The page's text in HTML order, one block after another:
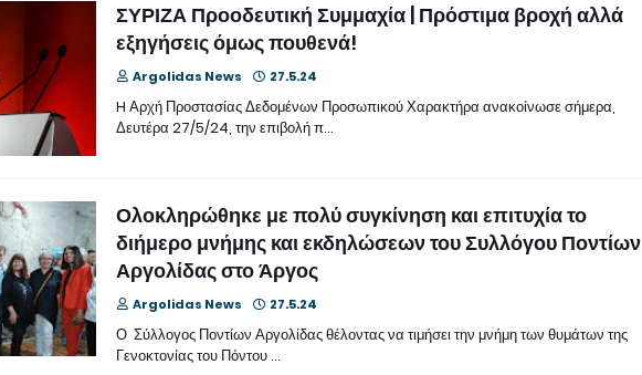
ΣΥΡΙΖΑ Προοδευτική Συμμαχία | Πρόστιμα βροχή αλλά
εξηγήσεις όμως πουθενά!
Argolidas News 27.5.24
H Αρχή Προστασίας Δεδομένων Προσωπικού Χαρακτήρα ανακοίνωσε σήμερα,
Δευτέρα 27/5/24, την επιβολή π…
Ολοκληρώθηκε με πολύ συγκίνηση και επιτυχία το
διήμερο μνήμης και εκδηλώσεων του Συλλόγου Ποντίων
Αργολίδας στο Άργος
Argolidas News 27.5.24
Ο Σύλλογος Ποντίων Αργολίδας θέλοντας να τιμήσει την μνήμη των θυμάτων της
Γενοκτονίας του Πόντου …